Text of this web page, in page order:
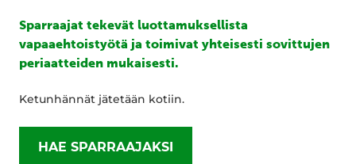
Sparraajat tekevät luottamuksellista
vapaaehtoistyötä ja toimivat yhteisesti sovittujen
periaatteiden mukaisesti.
Ketunhännät jätetään kotiin.
HAE SPARRAAJAKSI